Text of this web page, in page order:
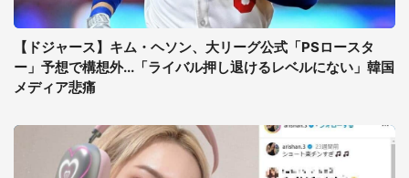
【ドジャース】キム・ヘソン、大リーグ公式「PSロースタ
ー」予想で構想外...「ライバル押し退けるレベルにない」韓国
メディア悲痛